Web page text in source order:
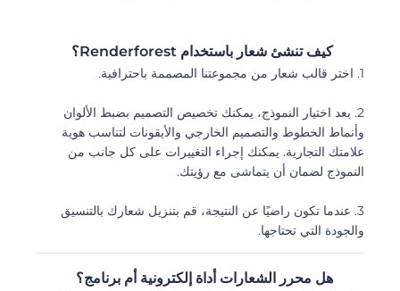
كيف تنشئ شعار باستخدام Renderforest؟
1. اختر قالب شعار من مجموعتنا المصممة باحترافية.
2. بعد اختيار النموذج، يمكنك تخصيص التصميم بضبط الألوان
وأنماط الخطوط والتصميم الخارجي والأيقونات لتناسب هوية
علامتك التجارية. يمكنك إجراء التغييرات على كل جانب من
النموذج لضمان أن يتماشى مع رؤيتك.
3. عندما تكون راضيًا عن النتيجة، قم بتنزيل شعارك بالتنسيق
والجودة التي تحتاجها.
هل محرر الشعارات أداة إلكترونية أم برنامج؟